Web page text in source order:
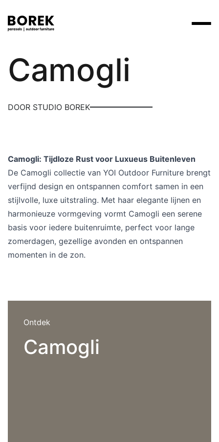
Producten
Parasols
Ligbedden
Overig
Deals
Collecties
Merken
Yoi
VerkooppuntenVerkooppunten zoeken
Designers
Prijscatalogi
Contact
Nieuws
Events
Zoek
Yoi
Camogli
DOOR STUDIO BOREK
Camogli: Tijdloze Rust voor Luxueus Buitenleven
De Camogli collectie van YOI Outdoor Furniture brengt
verfijnd design en ontspannen comfort samen in een
stijlvolle, luxe uitstraling. Met haar elegante lijnen en
harmonieuze vormgeving vormt Camogli een serene
basis voor iedere buitenruimte, perfect voor lange
zomerdagen, gezellige avonden en ontspannen
momenten in de zon.
Ontdek
Camogli